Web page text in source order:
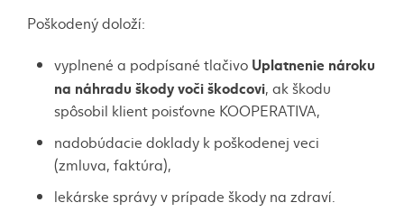
Poškodený doloží:
vyplnené a podpísané tlačivo Uplatnenie nároku
na náhradu škody voči škodcovi, ak škodu
spôsobil klient poisťovne KOOPERATIVA,
nadobúdacie doklady k poškodenej veci
(zmluva, faktúra),
lekárske správy v prípade škody na zdraví.